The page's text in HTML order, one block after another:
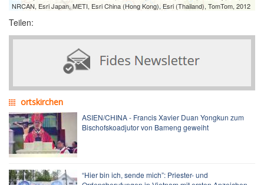
NRCAN, Esri Japan, METI, Esri China (Hong Kong), Esri (Thailand), TomTom, 2012
Teilen:
ortskirchen
ASIEN/CHINA - Francis Xavier Duan Yongkun zum
Bischofskoadjutor von Bameng geweiht
“Hier bin ich, sende mich”: Priester- und